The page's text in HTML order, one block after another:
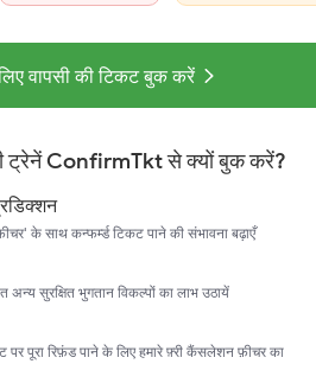
वापसी की टिकट बुक करें
ट्रेनें ConfirmTkt से क्यों बुक करें?
के साथ कन्फर्म्ड टिकट पाने की संभावना बढ़ाएँ
सुरक्षित भुगतान विकल्पों का लाभ उठायें
पूरा रिफ़ंड पाने के लिए हमारे फ़्री कैंसलेशन फ़ीचर का